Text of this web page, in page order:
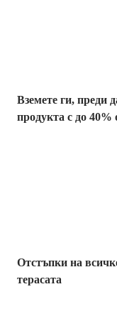
Вземете ги, преди
продукта с до 40%
Отстъпки на
терасата